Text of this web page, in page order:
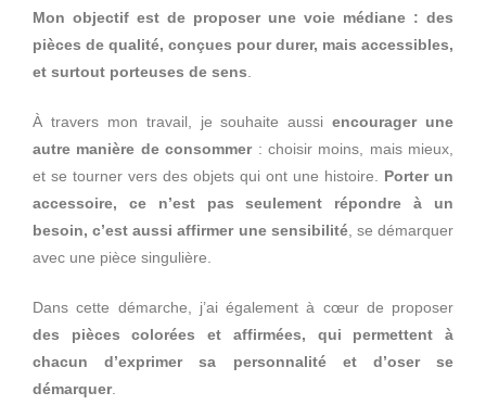
Mon objectif est de proposer une voie médiane : des
pièces de qualité, conçues pour durer, mais accessibles,
et surtout porteuses de sens
À travers mon travail, je souhaite aussiencourager une
autre manière de consommer: choisir moins, mais mieux,
et se tourner vers des objets qui ont une histoire. Porter un
accessoire, ce n’est pas seulement répondre à un
besoin, c’est aussi affirmer une sensibilité, se démarquer
avec une pièce singulière.
Dans cette démarche, j’ai également à cœur de proposer
des pièces colorées et affirmées, qui permettent à
chacun d’exprimer sa personnalité et d’oser se
démarquer.